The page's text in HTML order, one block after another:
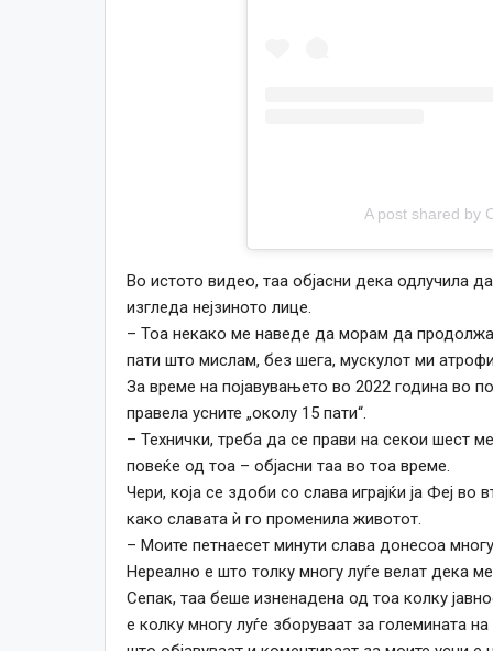
A post shared by
Во истото видео, таа објасни дека одлучила
изгледа нејзиното лице.
– Тоа некако ме наведе да морам да
пати што мислам, без шега, мускулот ми
За време на појавувањето во 2022 година во
правела усните „околу 15 пати“.
– Технички, треба да се прави на секои шест
повеќе од тоа – објасни таа во тоа време.
Чери, која се здоби со слава играјќи ја Феј во
како славата ѝ го променила животот.
– Моите петнаесет минути слава донесоа
Нереално е што толку многу луѓе велат дека
Сепак, таа беше изненадена од тоа колку
е колку многу луѓе зборуваат за големината